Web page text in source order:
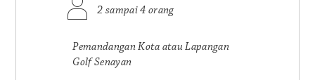
2 sampai 4 orang
Pemandangan Kota atau Lapangan
Golf Senayan